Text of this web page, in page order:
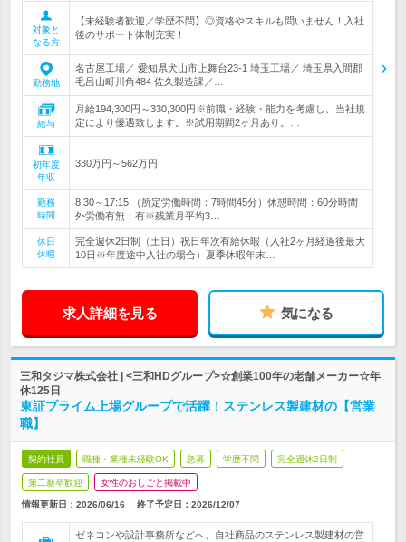
対象と
なる方
【未経験者歓迎／学歴不問】◎資格やスキルも問いません！入社
後のサポート体制充実！
勤務地
名古屋工場／ 愛知県犬山市上舞台23-1 埼玉工場／ 埼玉県入間郡
毛呂山町川角484 佐久製造課／…
給与
月給194,300円～330,300円※前職・経験・能力を考慮し、当社規
定により優遇致します。※試用期間2ヶ月あり。…
初年度
年収
330万円～562万円
勤務
時間
8:30～17:15 （所定労働時間：7時間45分）休憩時間：60分時間
外労働有無：有※残業月平均3…
休日
休暇
完全週休2日制（土日）祝日年次有給休暇（入社2ヶ月経過後最大
10日※年度途中入社の場合）夏季休暇年末…
求人詳細を見る 気になる
三和タジマ株式会社 | <三和HDグループ>☆創業100年の老舗メーカー☆年
休125日
東証プライム上場グループで活躍！ステンレス製建材の【営業
職】
契約社員 職種・業種未経験OK 急募 学歴不問 完全週休2日制
第二新卒歓迎 女性のおしごと掲載中
情報更新日：2026/06/16 終了予定日： 2026/12/07
ゼネコンや設計事務所などへ、自社商品のステンレス製建材の営